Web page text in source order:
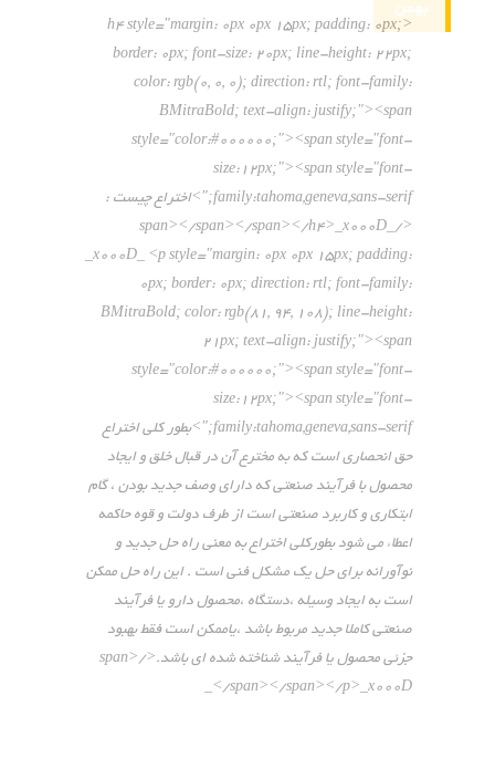
بهمن
<h4 style="margin: 0px 0px 15px; padding: 0px;
border: 0px; font-size: 20px; line-height: 22px;
color: rgb(0, 0, 0); direction: rtl; font-family:
BMitraBold; text-align: justify;"><span
style="color:#000000;"><span style="font-
size:12px;"><span style="font-
family:tahoma,geneva,sans-serif;">اختراع چیست :
</span></span></span></h4>_x000D_
_x000D_ <p style="margin: 0px 0px 15px; padding:
0px; border: 0px; direction: rtl; font-family:
BMitraBold; color: rgb(81, 94, 108); line-height:
21px; text-align: justify;"><span
style="color:#000000;"><span style="font-
size:12px;"><span style="font-
family:tahoma,geneva,sans-serif;">بطور کلی اختراع
حق انحصاری است که به مخترع آن در قبال خلق و ایجاد
محصول با فرآیند صنعتی که دارای وصف جدید بودن ، گام
ابتکاری و کاربرد صنعتی است از طرف دولت و قوه حاکمه
اعطاء می شود بطورکلی اختراع به معنی راه حل جدید و
نوآورانه برای حل یک مشکل فنی است . این راه حل ممکن
است به ایجاد وسیله ،دستگاه ،محصول دارو یا فرآیند
صنعتی کاملا جدید مربوط باشد ،یاممکن است فقط بهبود
جزئی محصول یا فرآیند شناخته شده ای باشد.</span>
</span></span></p>_x000D_